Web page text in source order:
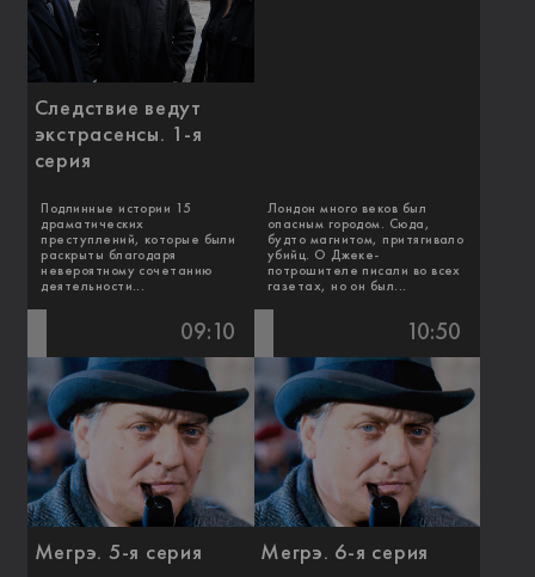
Следствие ведут
экстрасенсы. 1-я
серия
Подлинные истории 15
драматических
преступлений, которые были
раскрыты благодаря
невероятному сочетанию
деятельности...
Лондон много веков был
опасным городом. Сюда,
будто магнитом, притягивало
убийц. О Джеке-
потрошителе писали во всех
газетах, но он был...
09:10
Мегрэ. 5-я серия
10:50
Мегрэ. 6-я серия